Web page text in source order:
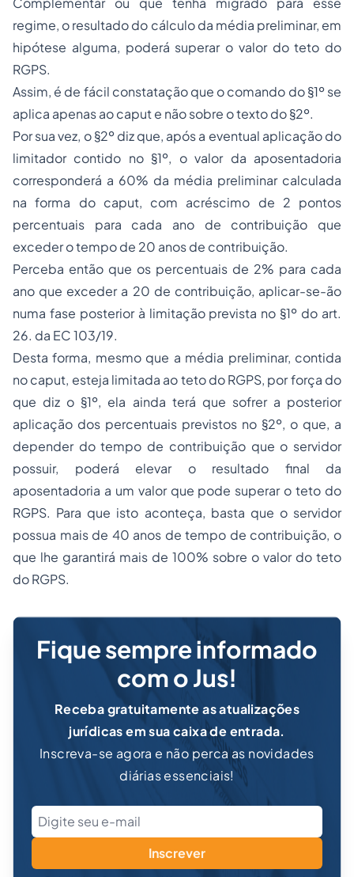
regime, o resultado do cálculo da média preliminar, em
hipótese alguma, poderá superar o valor do teto do
RGPS.
Assim, é de fácil constatação que o comando do §1º se
aplica apenas ao caput e não sobre o texto do §2º.
Por sua vez, o §2º diz que, após a eventual aplicação do
limitador contido no §1º, o valor da aposentadoria
corresponderá a 60% da média preliminar calculada
na forma do caput, com acréscimo de 2 pontos
percentuais para cada ano de contribuição que
exceder o tempo de 20 anos de contribuição.
Perceba então que os percentuais de 2% para cada
ano que exceder a 20 de contribuição, aplicar-se-ão
numa fase posterior à limitação prevista no §1º do art.
26. da EC 103/19.
Desta forma, mesmo que a média preliminar, contida
no caput, esteja limitada ao teto do RGPS, por força do
que diz o §1º, ela ainda terá que sofrer a posterior
aplicação dos percentuais previstos no §2º, o que, a
depender do tempo de contribuição que o servidor
possuir, poderá elevar o resultado final da
aposentadoria a um valor que pode superar o teto do
RGPS. Para que isto aconteça, basta que o servidor
possua mais de 40 anos de tempo de contribuição, o
que lhe garantirá mais de 100% sobre o valor do teto
do RGPS.
Fique sempre informado
com o Jus!
Receba gratuitamente as atualizações
jurídicas em sua caixa de entrada.
Inscreva-se agora e não perca as novidades
diárias essenciais!
Inscrever